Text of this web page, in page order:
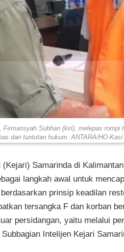
Subhan (kiri), melepas
dari tuntutan hukum. ANTARA/HO-
(Kejari) Samarinda di
langkah awal untuk
prinsip keadilan
tersangka F dan korban
persidangan, yaitu melalui
Intelijen Kejari